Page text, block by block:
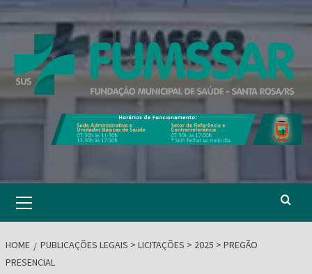
to
Menu
HOME
PUBLICAÇÕES LEGAIS > LICITAÇÕES > 2025 > PREGÃO
PRESENCIAL